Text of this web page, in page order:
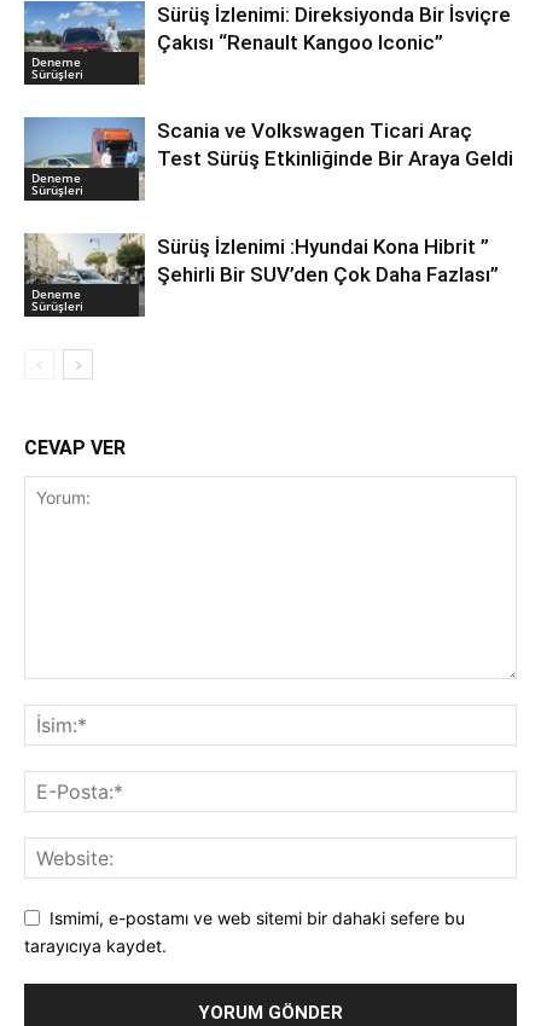
Deneme
Sürüşleri
Sürüş İzlenimi: Direksiyonda Bir İsviçre
Çakısı “Renault Kangoo Iconic”
Deneme
Sürüşleri
Scania ve Volkswagen Ticari Araç
Test Sürüş Etkinliğinde Bir Araya Geldi
Deneme
Sürüşleri
Sürüş İzlenimi :Hyundai Kona Hibrit ”
Şehirli Bir SUV’den Çok Daha Fazlası”
CEVAP VER
Ismimi, e-postamı ve web sitemi bir dahaki sefere bu
tarayıcıya kaydet.